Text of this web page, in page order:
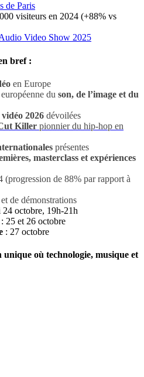
de Paris
visiteurs en 2024 (+88% vs
Video Show 2025
bref :
en Europe
du son, de l’image et du
2026 dévoilées
Killer pionnier du hip-hop en
présentes
masterclass et expériences
(progression de 88% par rapport à
de démonstrations
24 octobre, 19h-21h
: 25 et 26 octobre
: 27 octobre
unique où technologie, musique et